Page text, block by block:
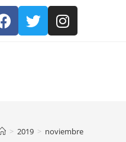
> 2019 > noviembre